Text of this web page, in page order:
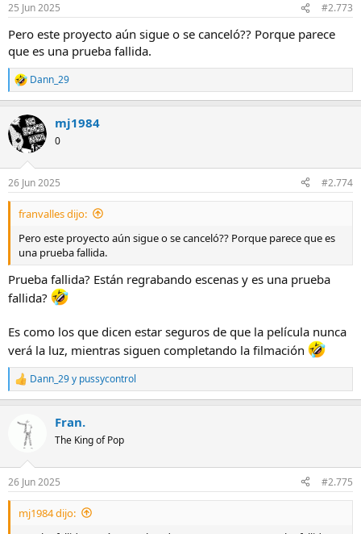
25 Jun 2025 #2.773
Pero este proyecto aún sigue o se canceló?? Porque parece
que es una prueba fallida.
R
e
c
c
i
e
s
Dann_29
mj1984
0
26 Jun 2025 #2.774
franvalles dijo:
Pero este proyecto aún sigue o se canceló?? Porque parece que es
una prueba fallida.
Prueba fallida? Están regrabando escenas y es una prueba
fallida?
Es como los que dicen estar seguros de que la película nunca
verá la luz, mientras siguen completando la filmación
R
e
c
e
s
Dann_29y pussycontrol
Fran.
The King of Pop
26 Jun 2025 #2.775
mj1984 dijo: